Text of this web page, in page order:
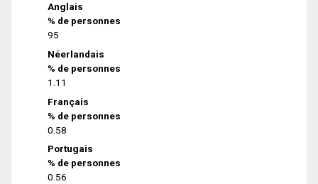
Anglais
% de personnes
95
Néerlandais
% de personnes
1.11
Français
% de personnes
0.58
Portugais
% de personnes
0.56